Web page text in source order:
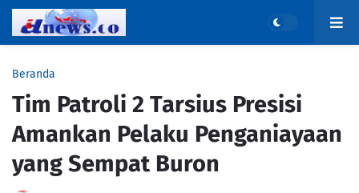
Beranda
Tim Patroli 2 Tarsius Presisi
Amankan Pelaku Penganiayaan
yang Sempat Buron